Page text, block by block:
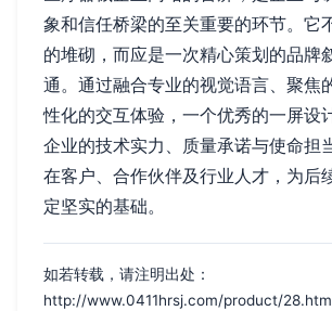
象和信任桥梁的至关重要的环节。它
的堆砌，而应是一次精心策划的品牌
通。通过融合专业的视觉语言、聚焦
性化的交互体验，一个优秀的一屏设
企业的技术实力、质量承诺与使命担
在客户、合作伙伴及行业人才，为后
定坚实的基础。
如若转载，请注明出处：
http://www.0411hrsj.com/product/